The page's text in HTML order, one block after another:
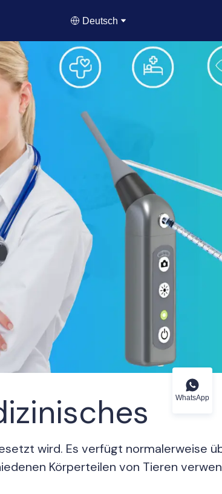
Deutsch
wird. Es verfügt normalerweise
Körperteilen von Tieren
WhatsApp